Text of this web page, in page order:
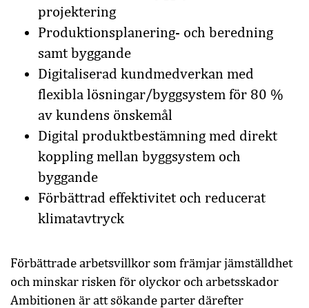
projektering
Produktionsplanering- och beredning
samt byggande
Digitaliserad kundmedverkan med
flexibla lösningar/byggsystem för 80 %
av kundens önskemål
Digital produktbestämning med direkt
koppling mellan byggsystem och
byggande
Förbättrad effektivitet och reducerat
klimatavtryck
Förbättrade arbetsvillkor som främjar jämställdhet
och minskar risken för olyckor och arbetsskador
Ambitionen är att sökande parter därefter